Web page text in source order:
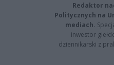
Redaktor
Politycznych na
mediach.
inwestor
dziennikarski z